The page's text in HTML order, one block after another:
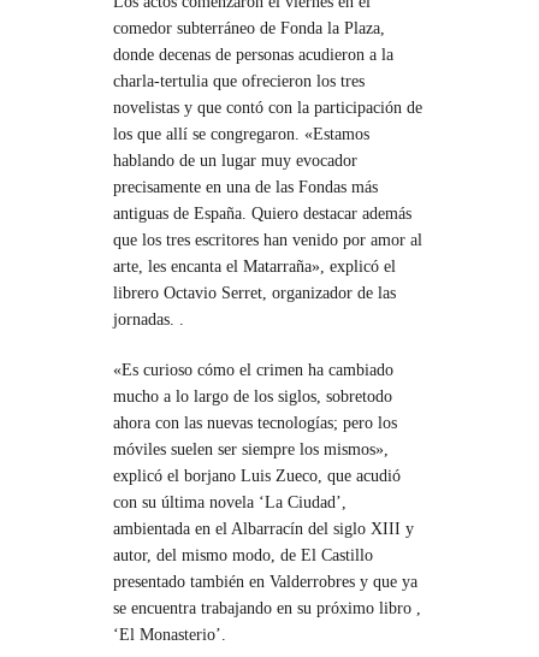
comedor subterráneo de Fonda la Plaza,
donde decenas de personas acudieron a la
charla-tertulia que ofrecieron los tres
novelistas y que contó con la participación de
los que allí se congregaron. «Estamos
hablando de un lugar muy evocador
precisamente en una de las Fondas más
antiguas de España. Quiero destacar además
que los tres escritores han venido por amor al
arte, les encanta el Matarraña», explicó el
librero Octavio Serret, organizador de las
jornadas. .
«Es curioso cómo el crimen ha cambiado
mucho a lo largo de los siglos, sobretodo
ahora con las nuevas tecnologías; pero los
móviles suelen ser siempre los mismos»,
explicó el borjano Luis Zueco, que acudió
con su última novela ‘La Ciudad’,
ambientada en el Albarracín del siglo XIII y
autor, del mismo modo, de El Castillo
presentado también en Valderrobres y que ya
se encuentra trabajando en su próximo libro ,
‘El Monasterio’.